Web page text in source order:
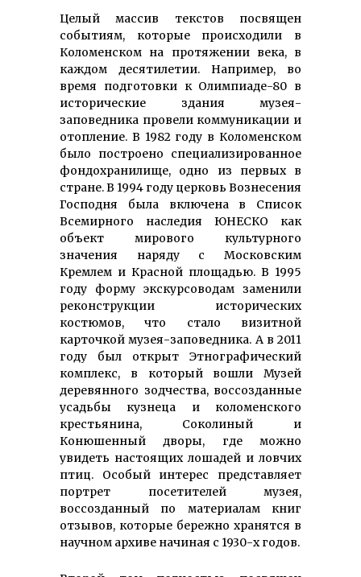
Целый массив текстов посвящен
событиям, которые происходили в
Коломенском на протяжении века, в
каждом десятилетии. Например, во
время подготовки к Олимпиаде-80 в
исторические здания музея-
заповедника провели коммуникации и
отопление. В 1982 году в Коломенском
было построено специализированное
фондохранилище, одно из первых в
стране. В 1994 году церковь Вознесения
Господня была включена в Список
Всемирного наследия ЮНЕСКО как
объект мирового культурного
значения наряду с Московским
Кремлем и Красной площадью. В 1995
году форму экскурсоводам заменили
реконструкции исторических
костюмов, что стало визитной
карточкой музея-заповедника. А в 2011
году был открыт Этнографический
комплекс, в который вошли Музей
деревянного зодчества, воссозданные
усадьбы кузнеца и коломенского
крестьянина, Соколиный и
Конюшенный дворы, где можно
увидеть настоящих лошадей и ловчих
птиц. Особый интерес представляет
портрет посетителей музея,
воссозданный по материалам книг
отзывов, которые бережно хранятся в
научном архиве начиная с 1930-х годов.